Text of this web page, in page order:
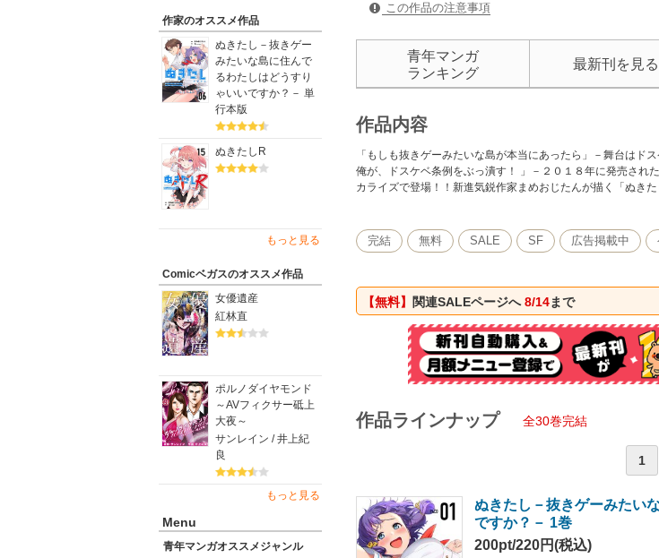
作家のオススメ作品
ぬきたし－抜きゲー
みたいな島に住んで
るわたしはどうすり
ゃいいですか？－ 単
行本版
ぬきたしR
もっと見る
Comicベガスのオススメ作品
女優遺産
紅林直
ポルノダイヤモンド
～AVフィクサー砥上
大夜～
サンレイン / 井上紀
良
もっと見る
Menu
青年マンガオススメジャンル
この作品の注意事項
青年マンガ
ランキング
最新刊を見る
作品内容
「もしも抜きゲーみたいな島が本当にあったら」－舞台は
俺が、ドスケベ条例をぶっ潰す！ 」－２０１８年に発売され
カライズで登場！！新進気鋭作家まめおじたんが描く「ぬきた
完結 無料 SALE SF 広告掲載中
【無料】 関連SALEページへ8/14まで
作品ラインナップ 全30巻完結
1
ぬきたし－抜きゲーみたい
ですか？－ 1巻
200pt/220円(税込)